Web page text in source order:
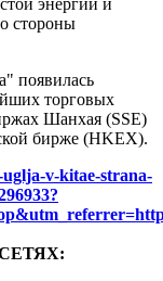
энергии и
стороны
появилась
торговых
Шанхая (SSE)
бирже (HKEX).
v-kitae-strana-